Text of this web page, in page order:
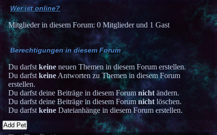
Wer ist online?
Mitglieder in diesem Forum: 0 Mitglieder und 1 Gast
Berechtigungen in diesem Forum
Du darfst keine neuen Themen in diesem Forum erstellen.
Du darfst keine Antworten zu Themen in diesem Forum
erstellen.
Du darfst deine Beiträge in diesem Forumnicht ändern.
Du darfst deine Beiträge in diesem Forumnicht löschen.
Du darfst keine Dateianhänge in diesem Forum erstellen.
Add Pet